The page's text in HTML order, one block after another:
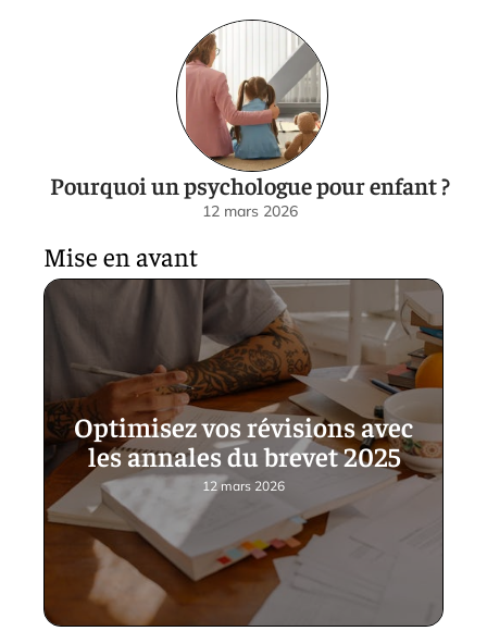
Pourquoi un psychologue pour enfant ?
12 mars 2026
Mise en avant
Optimisez vos révisions avec
les annales du brevet 2025
12 mars 2026